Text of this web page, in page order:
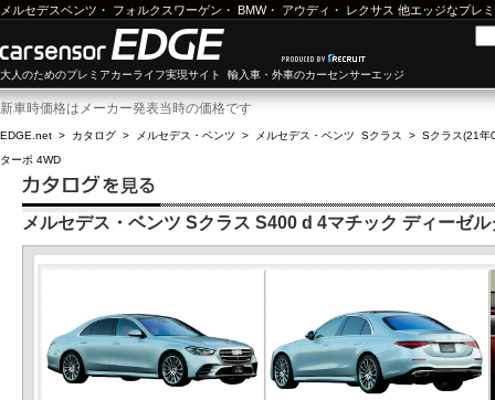
メルセデスベンツ ・ フォルクスワーゲン ・ BMW・ アウディ ・ レクサス 他エッジなプレ
大人のためのプレミアカーライフ実現サイト 輸入車・外車のカーセンサーエッジ
新車時価格はメーカー発表当時の価格です
EDGE.net > カタログ > メルセデス・ベンツ > メルセデス・ベンツ Sクラス > Sクラス(21年
ターボ 4WD
メルセデス・ベンツ Sクラス S400 d 4マチック ディーゼ